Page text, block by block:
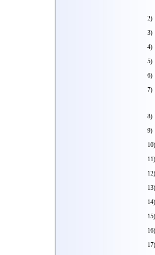
2)
3)
4)
5)
6)
7)
8)
9)
10)
11)
12)
13)
14)
15)
16)
17)